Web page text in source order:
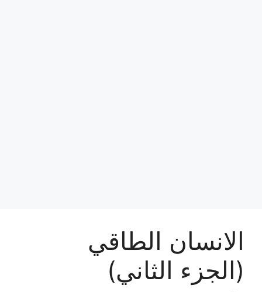
الانسان الطاقي
(الجزء الثاني)